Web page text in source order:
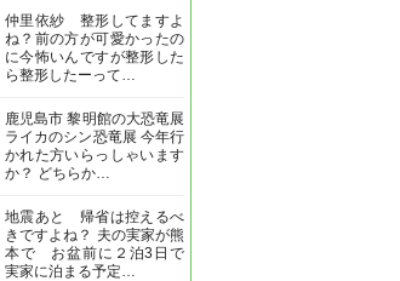
仲里依紗 整形してますよ
ね？前の方が可愛かったの
に今怖いんですが整形した
ら整形したーって…
鹿児島市 黎明館の大恐竜展
ライカのシン恐竜展 今年行
かれた方いらっしゃいます
か？ どちらか…
地震あと 帰省は控えるべ
きですよね？ 夫の実家が熊
本で お盆前に２泊3日で
実家に泊まる予定…